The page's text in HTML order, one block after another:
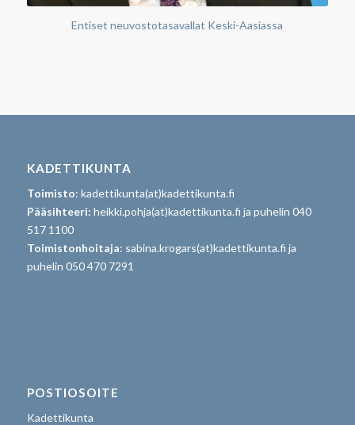
Entiset neuvostotasavallat Keski-Aasiassa
KADETTIKUNTA
Toimisto: kadettikunta(at)kadettikunta.fi
Pääsihteeri: heikki.pohja(at)kadettikunta.fi ja puhelin 040
517 1100
Toimistonhoitaja: sabina.krogars(at)kadettikunta.fi ja
puhelin 050 470 7291
POSTIOSOITE
Kadettikunta